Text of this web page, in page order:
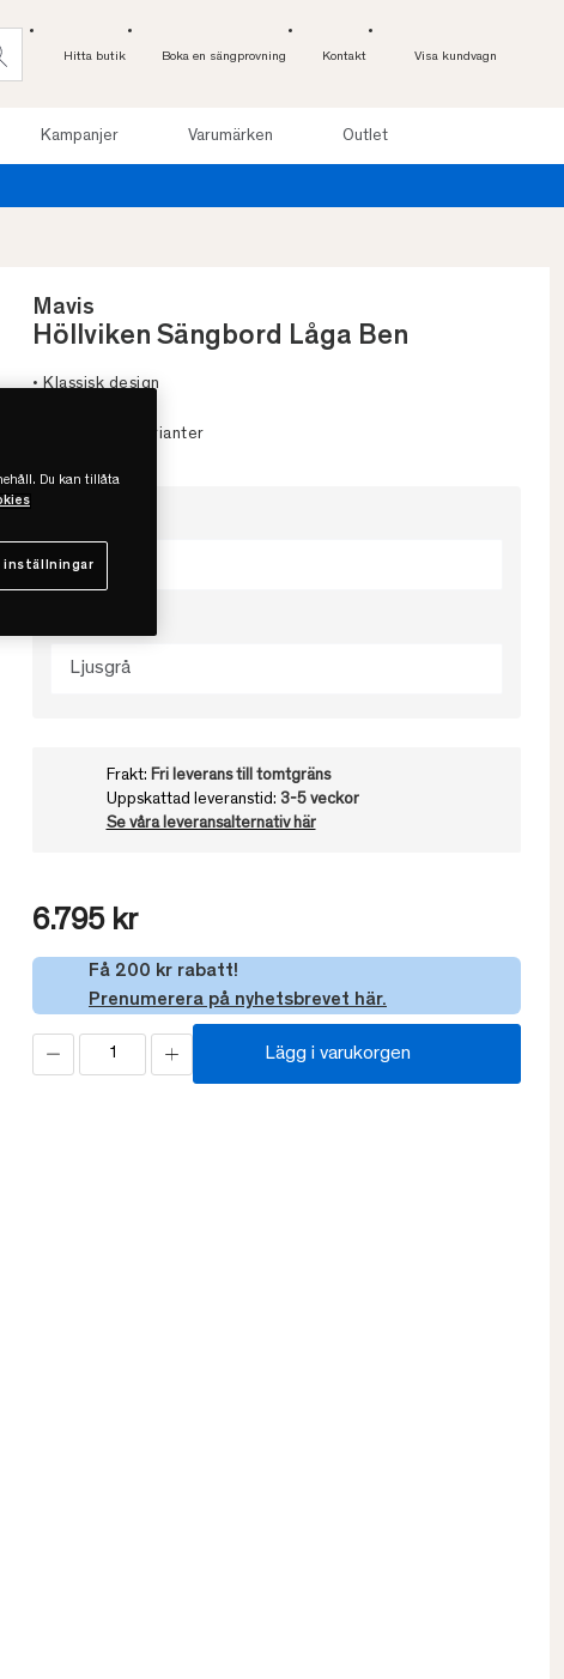
Hitta butik Boka en sängprovning Kontakt Visa kundvagn
Kampanjer Varumärken Outlet
Mavis
Höllviken Sängbord Låga Ben
• Klassisk design
• Finns i flera varianter
42x30x72
Ljusgrå
Frakt: Fri leverans till tomtgräns
Uppskattad leveranstid: 3-5 veckor
Se våra leveransalternativ här
6.795 kr
Få 200 kr rabatt!
Prenumerera på nyhetsbrevet här.
Lägg i varukorgen
Du kan tillåta
inställningar